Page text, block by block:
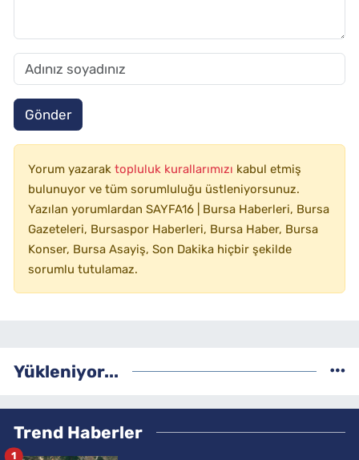
Gönder
Yorum yazarak topluluk kurallarımızı kabul etmiş
bulunuyor ve tüm sorumluluğu üstleniyorsunuz.
Yazılan yorumlardan SAYFA16 | Bursa Haberleri, Bursa
Gazeteleri, Bursaspor Haberleri, Bursa Haber, Bursa
Konser, Bursa Asayiş, Son Dakika hiçbir şekilde
sorumlu tutulamaz.
Yükleniyor...
Trend Haberler
1